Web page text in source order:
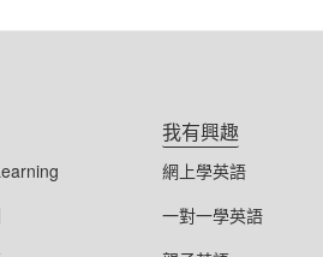
我有興趣
網上學英語
一對一學英語